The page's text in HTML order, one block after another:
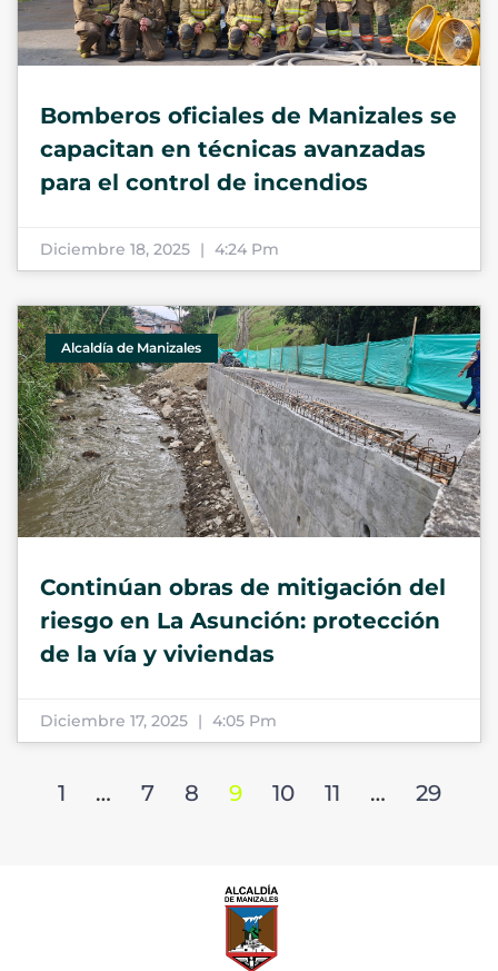
Bomberos oficiales de Manizales se
capacitan en técnicas avanzadas
para el control de incendios
Diciembre 18, 2025 4:24 Pm
Alcaldía de Manizales
Continúan obras de mitigación del
riesgo en La Asunción: protección
de la vía y viviendas
Diciembre 17, 2025 4:05 Pm
1 … 7 8 9 10 11 … 29